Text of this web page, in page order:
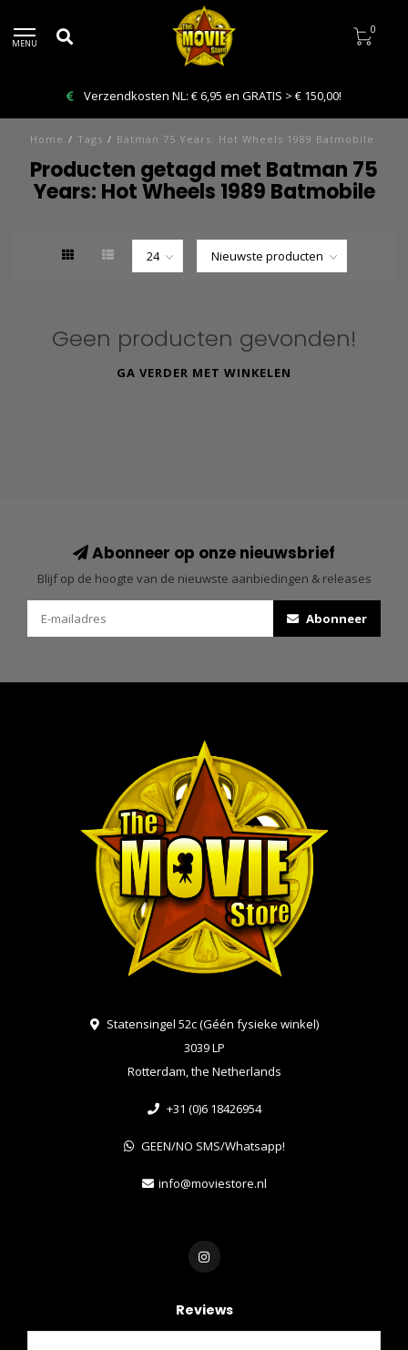
MENU
0
Verzendkosten NL: € 6,95 en GRATIS > € 150,00!
Home / Tags / Batman 75 Years: Hot Wheels 1989 Batmobile
Producten getagd met Batman 75
Years: Hot Wheels 1989 Batmobile
Geen producten gevonden!
GA VERDER MET WINKELEN
Abonneer op onze nieuwsbrief
Blijf op de hoogte van de nieuwste aanbiedingen & releases
Abonneer
Statensingel 52c (Géén fysieke winkel)
3039 LP
Rotterdam, the Netherlands
+31 (0)6 18426954
GEEN/NO SMS/Whatsapp!
info@moviestore.nl
Reviews